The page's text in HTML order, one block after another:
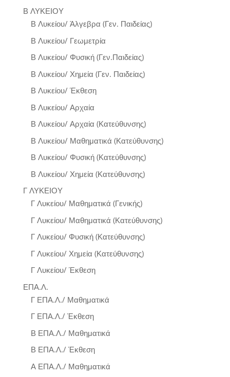
Β ΛΥΚΕΙΟΥ
Β Λυκείου/ Άλγεβρα (Γεν. Παιδείας)
Β Λυκείου/ Γεωμετρία
Β Λυκείου/ Φυσική (Γεν.Παιδείας)
Β Λυκείου/ Χημεία (Γεν. Παιδείας)
Β Λυκείου/ Έκθεση
Β Λυκείου/ Αρχαία
Β Λυκείου/ Αρχαία (Κατεύθυνσης)
Β Λυκείου/ Μαθηματικά (Κατεύθυνσης)
Β Λυκείου/ Φυσική (Κατεύθυνσης)
Β Λυκείου/ Χημεία (Κατεύθυνσης)
Γ ΛΥΚΕΙΟΥ
Γ Λυκείου/ Μαθηματικά (Γενικής)
Γ Λυκείου/ Μαθηματικά (Κατεύθυνσης)
Γ Λυκείου/ Φυσική (Κατεύθυνσης)
Γ Λυκείου/ Χημεία (Κατεύθυνσης)
Γ Λυκείου/ Έκθεση
ΕΠΑ.Λ.
Γ ΕΠΑ.Λ./ Μαθηματικά
Γ ΕΠΑ.Λ./ Έκθεση
Β ΕΠΑ.Λ./ Μαθηματικά
Β ΕΠΑ.Λ./ Έκθεση
Α ΕΠΑ.Λ./ Μαθηματικά